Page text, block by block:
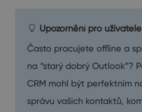
Upozornění pro
Často pracujete offline a
na “starý dobrý Outlook”?
CRM mohl být perfektním
správu vašich kontaktů,